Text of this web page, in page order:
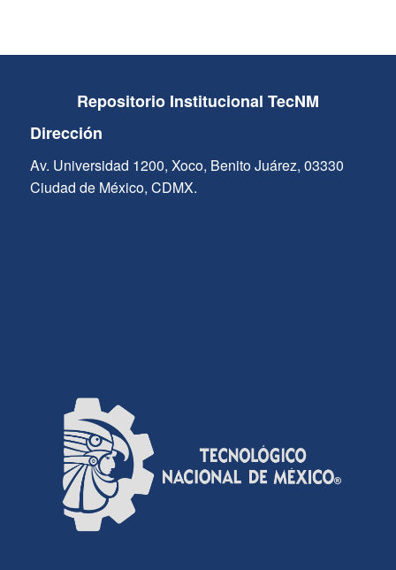
Repositorio Institucional TecNM
Dirección
Av. Universidad 1200, Xoco, Benito Juárez, 03330
Ciudad de México, CDMX.